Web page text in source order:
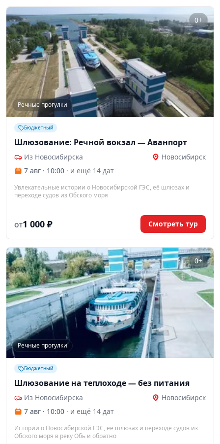
0+
Речные прогулки
Бюджетный
Шлюзование: Речной вокзал — Аванпорт
Из Новосибирска
Новосибирск
7 авг · 10:00 · и ещё 14 дат
Увлекательные истории о Новосибирской ГЭС, её шлюзах и
переходе судов из Обского моря
ОТ1 000 ₽ Смотреть тур
0+
Речные прогулки
Бюджетный
Шлюзование на теплоходе — без питания
Из Новосибирска
Новосибирск
7 авг · 10:00 · и ещё 14 дат
Истории о Новосибирской ГЭС, её шлюзах и переходе судов из
Обского моря в реку Обь и обратно